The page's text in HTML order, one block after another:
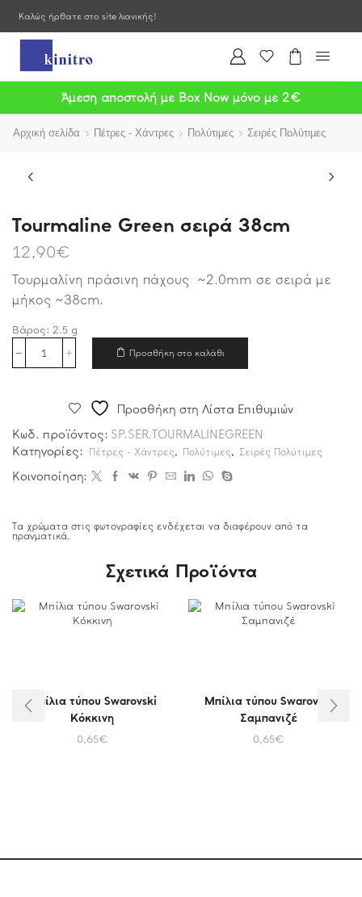
Καλώς ήρθατε στο site λιανικής!
Άμεση αποστολή με Box Now μόνο με 2€
Αρχική σελίδα Πέτρες - Χάντρες Πολύτιμες Σειρές Πολύτιμες
Tourmaline Green σειρά 38cm
12,90€
Τουρμαλίνη πράσινη πάχους ~2.0mm σε σειρά με
μήκος ~38cm.
Βάρος: 2.5 g
Προσθήκη στο καλάθι
Προσθήκη στη Λίστα Επιθυμιών
Κωδ. προϊόντος: SP.SER.TOURMALINEGREEN
Κατηγορίες:
Πέτρες - Χάντρες, Πολύτιμες, Σειρές Πολύτιμες
Κοινοποίηση:
Τα χρώματα στις φωτογραφίες ενδέχεται να διαφέρουν από τα
πραγματικά.
Σχετικά Προϊόντα
Μπίλια τύπου Swarovski
Κόκκινη
0,65€
Μπίλια τύπου Swarovski
Σαμπανιζέ
0,65€